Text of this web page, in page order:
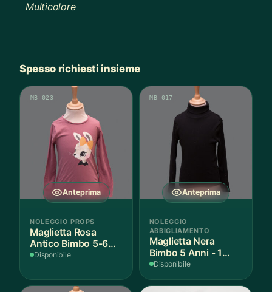
Multicolore
Spesso richiesti insieme
Anteprima
MB 023
NOLEGGIO PROPS
Maglietta Rosa
Antico Bimbo 5-6
Anni Cotone - 1
Disponibile
Anteprima
MB 017
NOLEGGIO
ABBIGLIAMENTO
Maglietta Nera
Bimbo 5 Anni - 1
Pezzo
Disponibile